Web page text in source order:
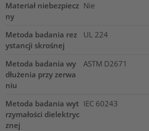
Materiał niebezpiecz
ny
Nie
Metoda badania rez
ystancji skrośnej
UL 224
Metoda badania wy
dłużenia przy zerwa
niu
ASTM D2671
Metoda badania wyt
rzymałości dielektryc
znej
IEC 60243